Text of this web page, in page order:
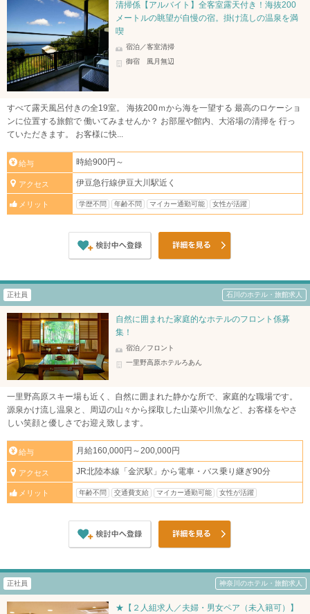
清掃係【アルバイト】全客室露天付き！海抜200
メートルの眺望が自慢の宿。掛け流しの温泉を満
喫
宿泊／客室清掃
御宿 風月無辺
すべて露天風呂付きの全19室。 海抜200ｍから海を一望する 最高のロケーショ
ンに位置する旅館で 働いてみませんか？ お部屋や館内、大浴場の清掃を 行っ
ていただきます。 お客様に快...
給与 時給900円～
アクセス 伊豆急行線伊豆大川駅近く
メリット 学歴不問 年齢不問 マイカー通勤可能 女性が活躍
正社員 石川のホテル・旅館求人
自然に囲まれた家庭的なホテルのフロント係募
集！
宿泊／フロント
一里野高原ホテルろあん
一里野高原スキー場も近く、自然に囲まれた静かな所で、家庭的な職場です。
源泉かけ流し温泉と、周辺の山々から採取した山菜や川魚など、お客様をやさ
しい笑顔と優しさでお迎え致します。
給与 月給160,000円～200,000円
アクセス JR北陸本線「金沢駅」から電車・バス乗り継ぎ90分
メリット 年齢不問 交通費支給 マイカー通勤可能 女性が活躍
正社員 神奈川のホテル・旅館求人
★【２人組求人／夫婦・男女ペア（未入籍可）】